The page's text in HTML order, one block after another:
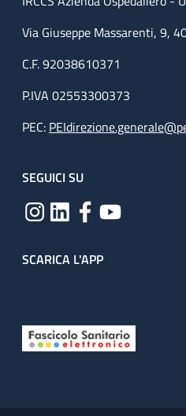
Via Giuseppe Massarenti, 9,
C.F. 92038610371
P.IVA 02553300373
PEC:
SEGUICI SU
SCARICA L'APP